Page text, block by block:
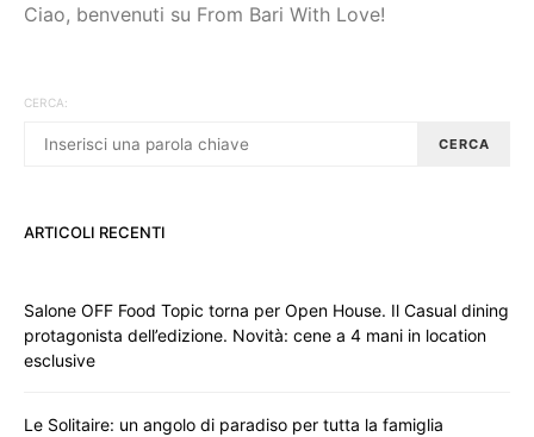
Ciao, benvenuti su From Bari With Love!
CERCA:
CERCA
ARTICOLI RECENTI
Salone OFF Food Topic torna per Open House. Il Casual dining
protagonista dell’edizione. Novità: cene a 4 mani in location
esclusive
Le Solitaire: un angolo di paradiso per tutta la famiglia